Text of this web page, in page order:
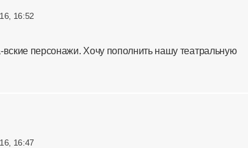
16:52
персонажи. Хочу пополнить нашу театральную
16:47